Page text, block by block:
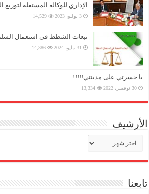
الإداري للوكالة المستقلة
3 يوليو، 2023 14,529
تبعات الشطط في استعمال
31 مايو، 2024 14,386
يا حسرتي على مدينتي!!!!!
30 نوفمبر، 2022 13,334
الأرشيف
تابعنا